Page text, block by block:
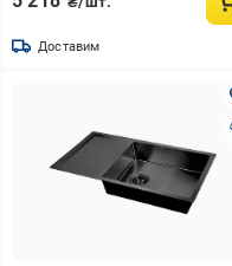
Доставим